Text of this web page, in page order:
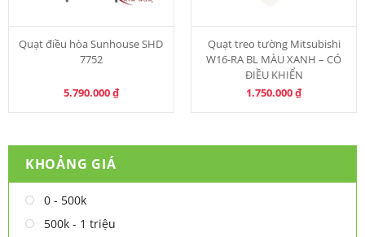
Quạt điều hòa Sunhouse SHD
7752
5.790.000₫
Quạt treo tường Mitsubishi
W16-RA BL MÀU XANH – CÓ
ĐIỀU KHIỂN
1.750.000₫
KHOẢNG GIÁ
0 - 500k
500k - 1 triệu